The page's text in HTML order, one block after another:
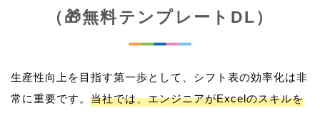
（🎁無料テンプレートDL）
生産性向上を目指す第一歩として、シフト表の効率化は非
常に重要です。 当社では、エンジニアがExcelのスキルを